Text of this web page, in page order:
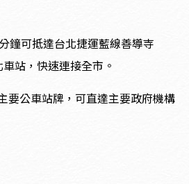
鐘可抵達台北捷運藍線善導寺
站，快速連接全市。
要公車站牌，可直達主要政府機構